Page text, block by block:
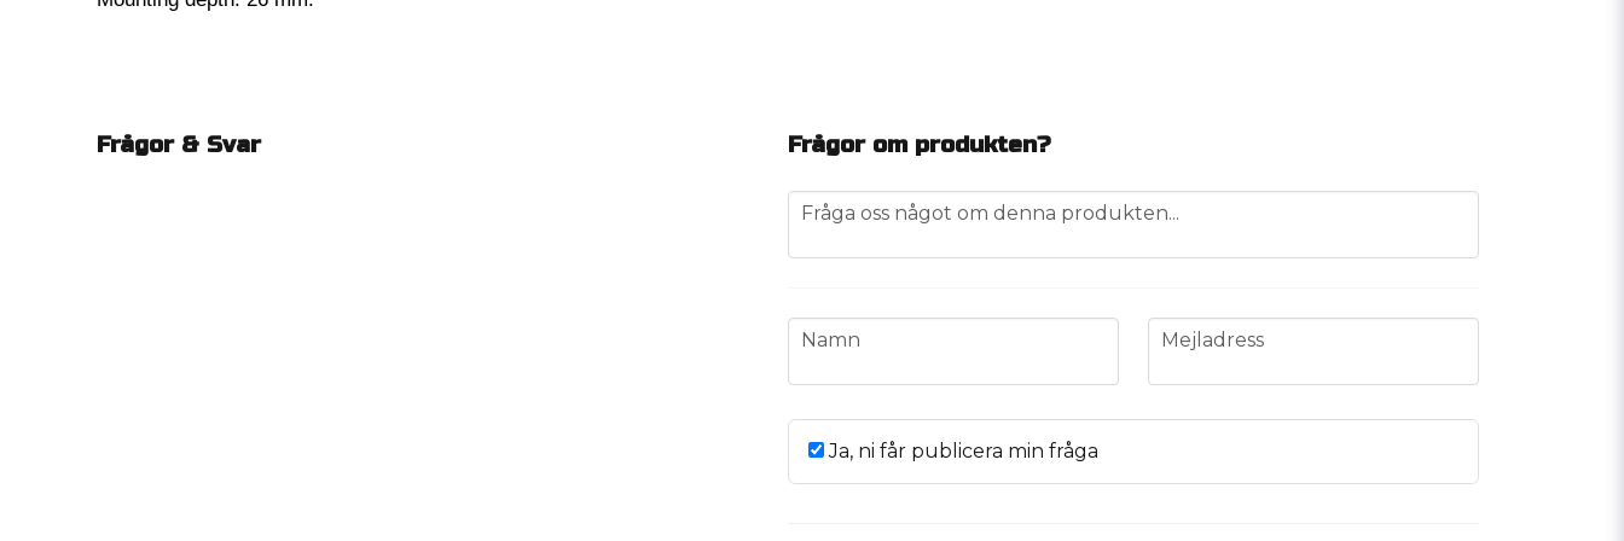
Frågor & Svar Frågor om produkten?
question
Fråga oss något om denna produkten...
name
Namn email
Mejladress
Ja, ni får publicera min fråga